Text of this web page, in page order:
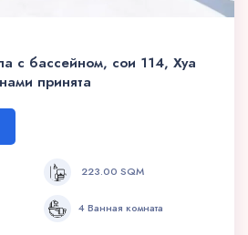
с бассейном, сои 114, Хуа
принята
223.00 SQM
4 Ванная комната